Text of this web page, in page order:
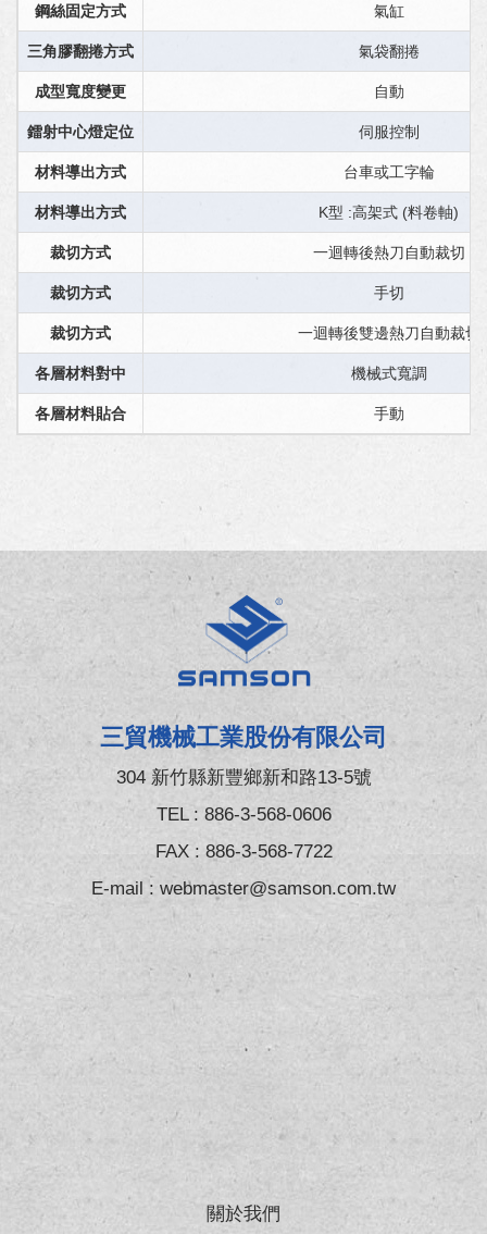
鋼絲固定方式 氣缸
三角膠翻捲方式 氣袋翻捲
成型寬度變更 自動
鐳射中心燈定位 伺服控制
材料導出方式 台車或工字輪
材料導出方式 K型 :高架式 (料卷軸)
裁切方式 一迴轉後熱刀自動裁切
裁切方式 手切
裁切方式 一迴轉後雙邊熱刀自動裁切
各層材料對中 機械式寬調
各層材料貼合 手動
三貿機械工業股份有限公司
304 新竹縣新豐鄉新和路13-5號
TEL : 886-3-568-0606
FAX : 886-3-568-7722
E-mail : webmaster@samson.com.tw
關於我們